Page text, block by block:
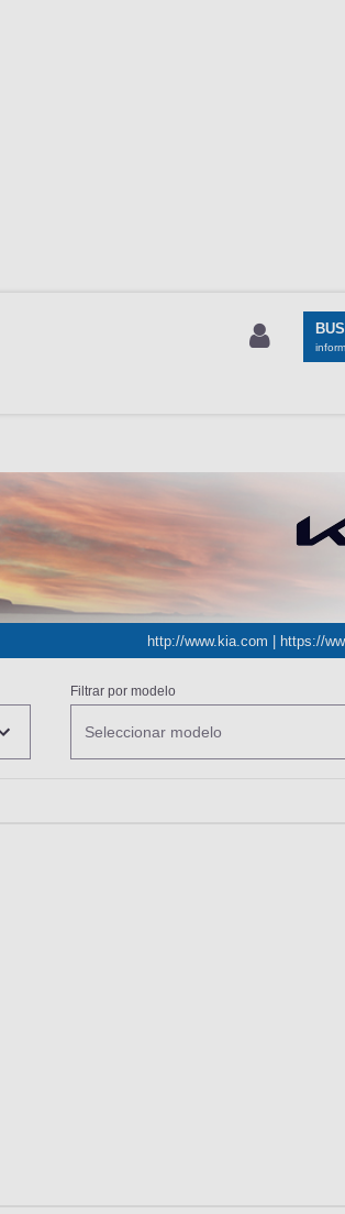
http://www.kia.com | https://
Filtrar por modelo
Seleccionar modelo